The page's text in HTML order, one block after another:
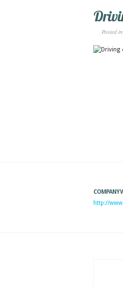
Posted in
COMPANY
http://